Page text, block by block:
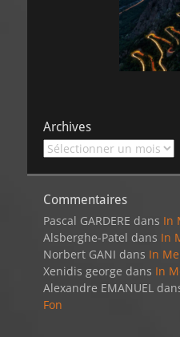
Archives
Archives
Commentaires
Pascal GARDERE dans In
Alsberghe-Patel dans In
Norbert GANI dans In
Xenidis george dans In
Alexandre EMANUEL
Fon